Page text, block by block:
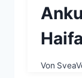
Haifa
Von